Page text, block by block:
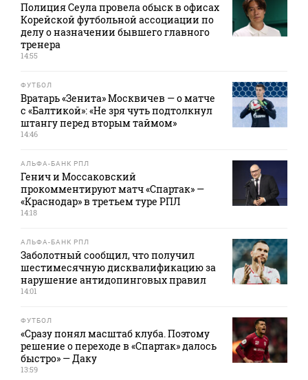
Полиция Сеула провела обыск в офисах
Корейской футбольной ассоциации по
делу о назначении бывшего главного
тренера
14:55
ФУТБОЛ
Вратарь «Зенита» Москвичев — о матче
с «Балтикой»: «Не зря чуть подтолкнул
штангу перед вторым таймом»
14:46
АЛЬФА-БАНК РПЛ
Генич и Моссаковский
прокомментируют матч «Спартак» —
«Краснодар» в третьем туре РПЛ
14:18
АЛЬФА-БАНК РПЛ
Заболотный сообщил, что получил
шестимесячную дисквалификацию за
нарушение антидопинговых правил
14:01
ФУТБОЛ
«Сразу понял масштаб клуба. Поэтому
решение о переходе в «Спартак» далось
быстро» — Даку
13:59